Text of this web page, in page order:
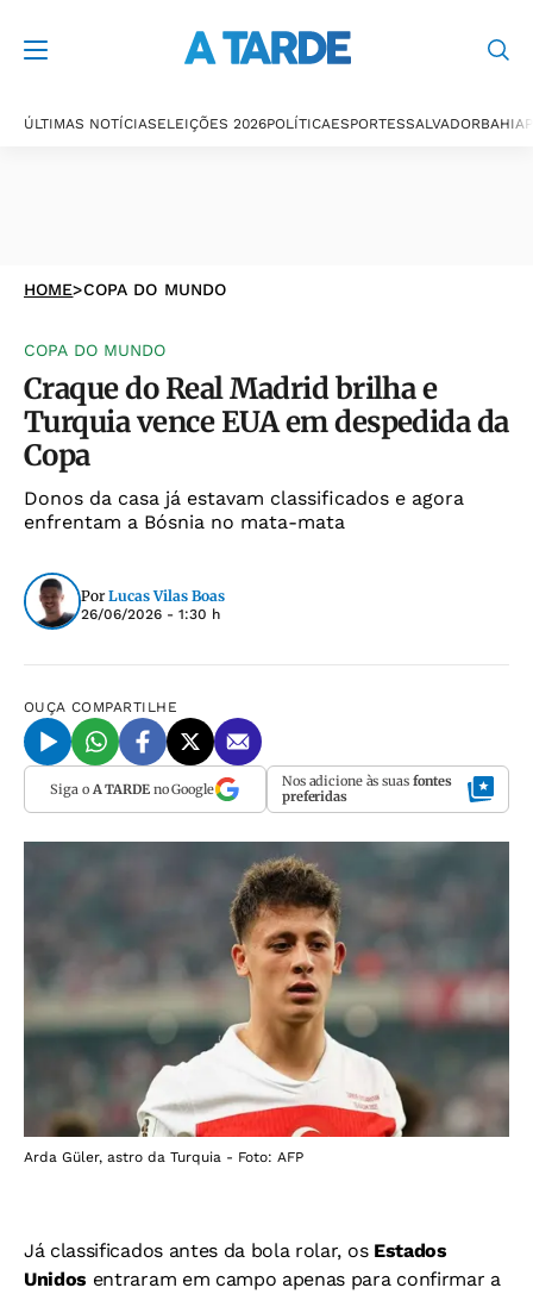
ÚLTIMAS NOTÍCIASELEIÇÕES 2026POLÍTICAESPORTESSALVADORBAHIA
HOME>COPA DO MUNDO
COPA DO MUNDO
Craque do Real Madrid brilha e
Turquia vence EUA em despedida da
Copa
Donos da casa já estavam classificados e agora
enfrentam a Bósnia no mata-mata
Por Lucas Vilas Boas
26/06/2026 - 1:30 h
OUÇA COMPARTILHE
Siga o A TARDEno Google Nos adicione às suas fontes
preferidas
Arda Güler, astro da Turquia - Foto: AFP
Já classificados antes da bola rolar, os Estados
Unidos entraram em campo apenas para confirmar a